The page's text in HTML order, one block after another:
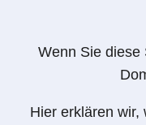
Wenn Sie diese
Hier erklären wir,